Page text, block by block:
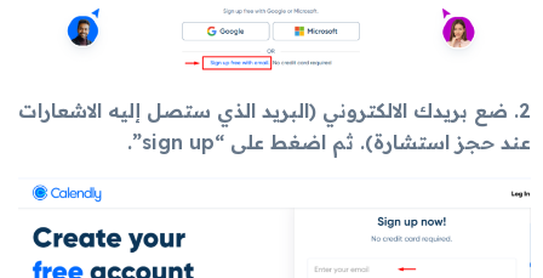
2. ضع بريدك الالكتروني (البريد الذي ستصل إليه الاشعارات
عند حجز استشارة). ثم اضغط على “sign up”.